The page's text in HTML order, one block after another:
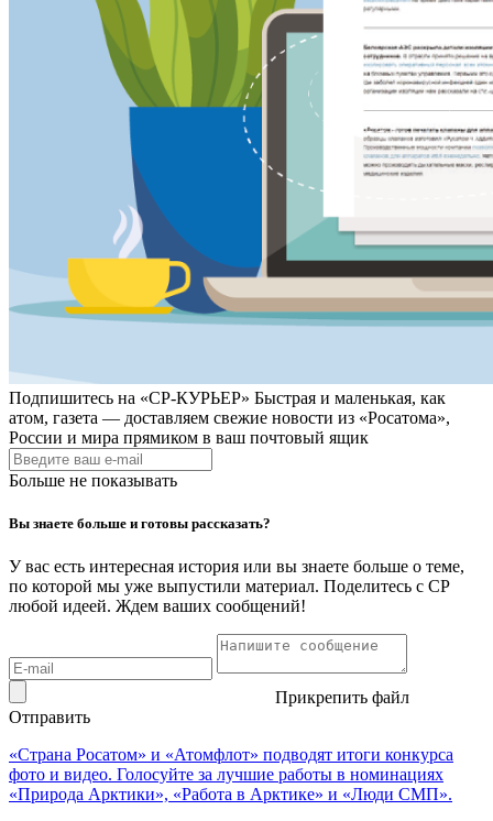
Подпишитесь на «СР-КУРЬЕР» Быстрая и маленькая, как
атом, газета — доставляем свежие новости из «Росатома»,
России и мира прямиком в ваш почтовый ящик
Больше не показывать
Вы знаете больше и готовы рассказать?
У вас есть интересная история или вы знаете больше о теме,
по которой мы уже выпустили материал. Поделитесь с СР
любой идеей. Ждем ваших сообщений!
Прикрепить файл
Отправить
«Страна Росатом» и «Атомфлот» подводят итоги конкурса
фото и видео. Голосуйте за лучшие работы в номинациях
«Природа Арктики», «Работа в Арктике» и «Люди СМП».